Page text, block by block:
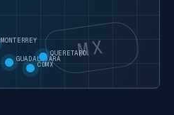
MX
MONTERREY
GUADALAJARA
CDMX
QUERETARO